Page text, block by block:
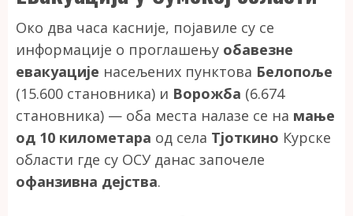
Око два часа касније, појавиле су се
информације о проглашењу обавезне
евакуације насељених пунктова Белопоље
(15.600 становника) и Ворожба (6.674
становника) — оба места налазе се на мање
од 10 километара од села Тјоткино Курске
области где су ОСУ данас започеле
офанзивна дејства.